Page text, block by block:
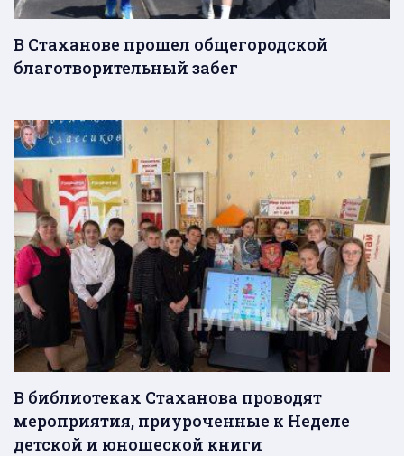
В Стаханове прошел общегородской
благотворительный забег
В библиотеках Стаханова проводят
мероприятия, приуроченные к Неделе
детской и юношеской книги